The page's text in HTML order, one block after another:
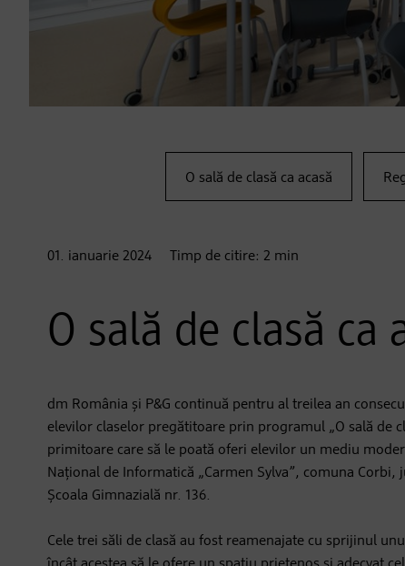
O sală de clasă ca acasă
01. ianuarie 2024 Timp de citire: 2 min
O sală de clasă ca
dm România și P&G continuă pentru al treilea an
elevilor claselor pregătitoare prin programul „O sală de
primitoare care să le poată oferi elevilor un mediu
Național de Informatică „Carmen Sylva”, comuna
Școala Gimnazială nr. 136.
Cele trei săli de clasă au fost reamenajate cu sprijinul